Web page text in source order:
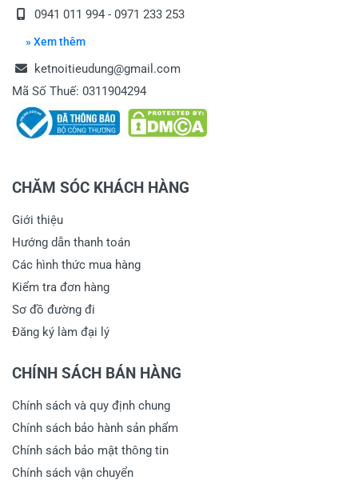
0941 011 994 - 0971 233 253
» Xem thêm
ketnoitieudung@gmail.com
Mã Số Thuế: 0311904294
CHĂM SÓC KHÁCH HÀNG
Giới thiệu
Hướng dẫn thanh toán
Các hình thức mua hàng
Kiểm tra đơn hàng
Sơ đồ đường đi
Đăng ký làm đại lý
CHÍNH SÁCH BÁN HÀNG
Chính sách và quy định chung
Chính sách bảo hành sản phẩm
Chính sách bảo mật thông tin
Chính sách vận chuyển